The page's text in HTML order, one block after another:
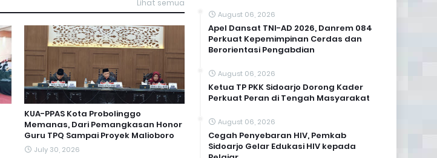
Lihat semua
KUA-PPAS Kota Probolinggo
Memanas, Dari Pemangkasan Honor
Guru TPQ Sampai Proyek Malioboro
July 30, 2026
August 06, 2026
Apel Dansat TNI-AD 2026, Danrem 084
Perkuat Kepemimpinan Cerdas dan
Berorientasi Pengabdian
August 06, 2026
Ketua TP PKK Sidoarjo Dorong Kader
Perkuat Peran di Tengah Masyarakat
August 06, 2026
Cegah Penyebaran HIV, Pemkab
Sidoarjo Gelar Edukasi HIV kepada